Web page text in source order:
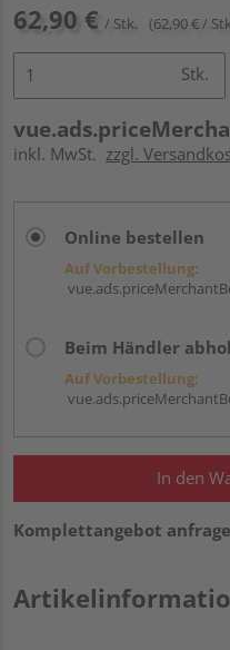
62,90 € / Stk. (62,90 € /
Stk.
inkl. MwSt. zzgl.
Online bestellen
Auf Vorbestellung:
Beim Händler
Auf Vorbestellung:
In den
Komplettangebot